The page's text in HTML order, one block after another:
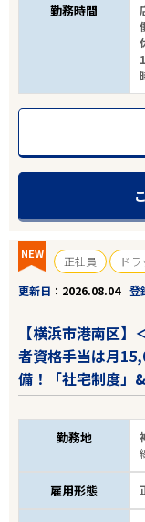
勤務時間
NEW 正社員
ド
更新日
2026.08.04 登
【横浜市港南区
者資格手当は月
備！「社宅制度」
勤務地
雇用形態